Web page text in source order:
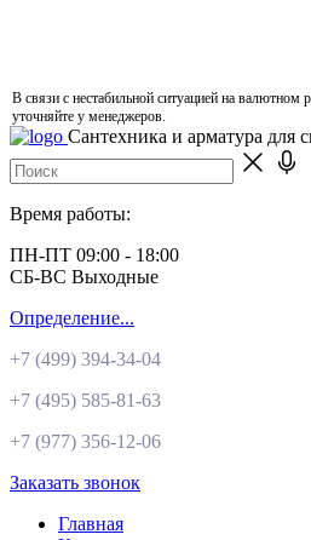
В связи с нестабильной ситуацией на валютном
уточняйте у менеджеров.
Сантехника и арматура для
Время работы:
ПН-ПТ 09:00 - 18:00
СБ-ВС Выходные
Определение...
+7 (499) 394-34-04
+7 (495) 585-81-63
+7 (977) 356-12-06
Заказать звонок
Главная